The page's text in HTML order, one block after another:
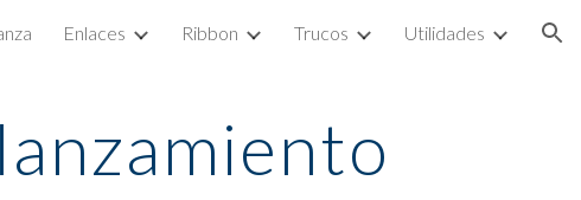
Enlaces Ribbon Trucos Utilidades